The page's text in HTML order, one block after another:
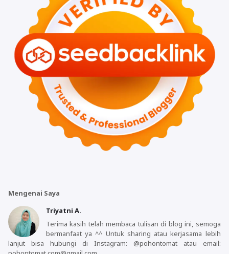
Mengenai Saya
Triyatni A.
Terima kasih telah membaca tulisan di blog ini, semoga
bermanfaat ya ^^ Untuk sharing atau kerjasama lebih
lanjut bisa hubungi di Instagram: @pohontomat atau email: